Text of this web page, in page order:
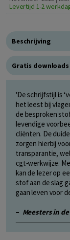
Levertijd 1-2
Beschrijving
Gratis downloads
'De schrijfstijl is
het leest bij
de besproken
levendige
cliënten. De
zorgen hierbij
transparantie,
cgt-werkwijze.
kan de lezer op
stof aan de slag
gaan leven voor
– Meesters in